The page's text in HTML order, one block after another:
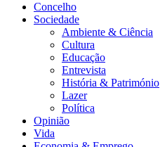
Concelho
Sociedade
Ambiente & Ciência
Cultura
Educação
Entrevista
História & Património
Lazer
Política
Opinião
Vida